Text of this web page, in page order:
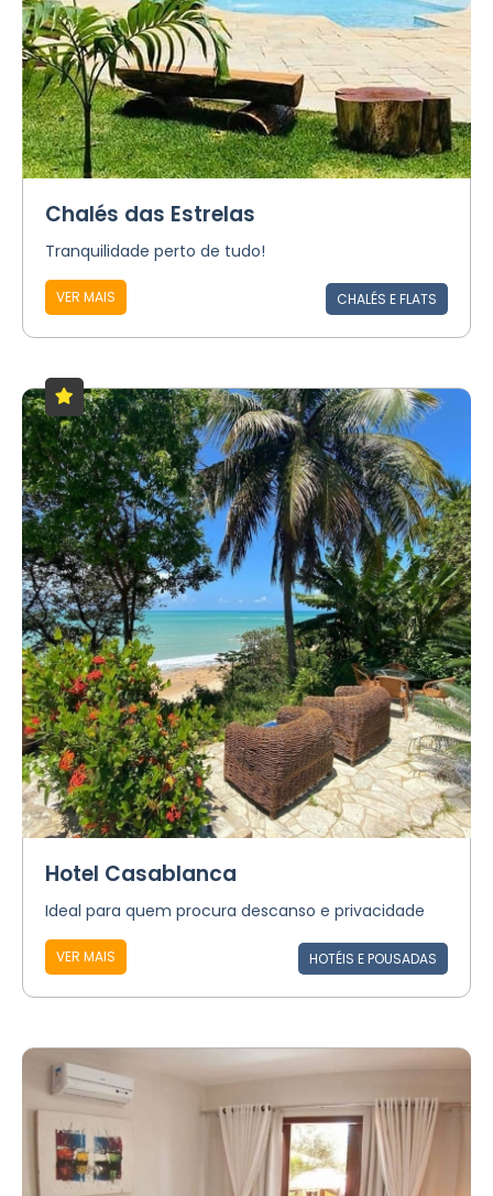
Chalés das Estrelas
Tranquilidade perto de tudo!
VER MAIS CHALÉS E FLATS
Hotel Casablanca
Ideal para quem procura descanso e privacidade
VER MAIS HOTÉIS E POUSADAS